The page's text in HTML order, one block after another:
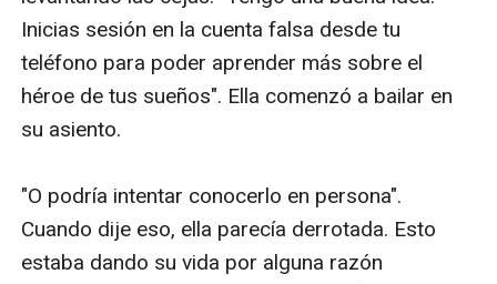
Inicias sesión en la cuenta falsa desde tu
teléfono para poder aprender más sobre el
héroe de tus sueños". Ella comenzó a bailar en
su asiento.
"O podría intentar conocerlo en persona".
Cuando dije eso, ella parecía derrotada. Esto
estaba dando su vida por alguna razón